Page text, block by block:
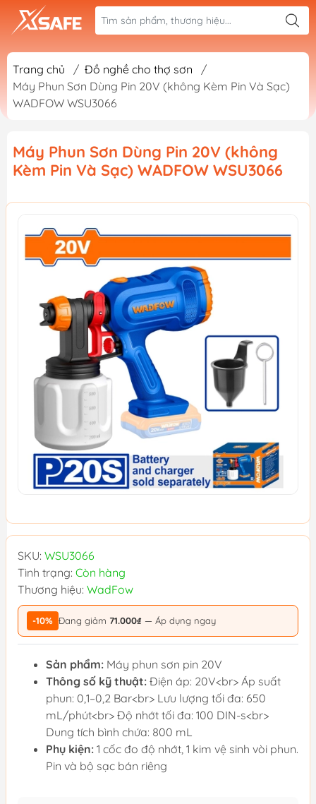
Trang chủ / Đồ nghề cho thợ sơn
/
Máy Phun Sơn Dùng Pin 20V (không Kèm Pin Và Sạc)
WADFOW WSU3066
Máy Phun Sơn Dùng Pin 20V (không
Kèm Pin Và Sạc) WADFOW WSU3066
SKU: WSU3066
Tình trạng: Còn hàng
Thương hiệu: WadFow
-10% Đang giảm 71.000₫ — Áp dụng ngay
Sản phẩm: Máy phun sơn pin 20V
Thông số kỹ thuật: Điện áp: 20V<br> Áp suất
phun: 0,1–0,2 Bar<br> Lưu lượng tối đa: 650
mL/phút<br> Độ nhớt tối đa: 100 DIN-s<br>
Dung tích bình chứa: 800 mL
Phụ kiện: 1 cốc đo độ nhớt, 1 kim vệ sinh vòi phun.
Pin và bộ sạc bán riêng